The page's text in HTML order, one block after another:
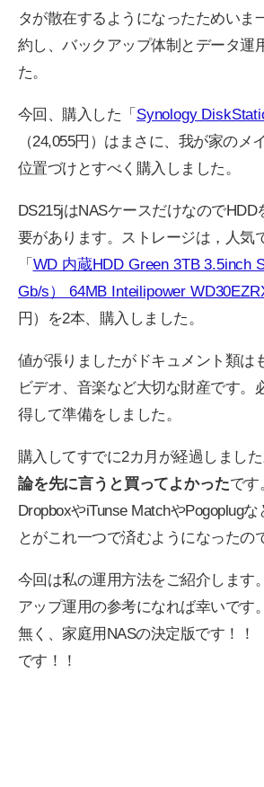
タが散在するようになったためいま
約し、バックアップ体制とデータ運
た。
今回、購入した「 Synology
（24,055円）はまさに、我が家のメ
位置づけとすべく購入しました。
DS215jはNASケースだけなので
要があります。ストレージは，人気
「 WD 内蔵HDD Green 3TB 3.5inch
Gb/s） 64MB Inteilipower
円）を2本、購入しました。
値が張りましたがドキュメント類は
ビデオ、音楽など大切な財産です。
得して準備をしました。
購入してすでに2カ月が経過しまし
論を先に言うと買ってよかったです
DropboxやiTunse MatchやPogoplug
とがこれ一つで済むようになったの
今回は私の運用方法をご紹介します
アップ運用の参考になれば幸いです
無く、家庭用NASの決定版です！
です！！